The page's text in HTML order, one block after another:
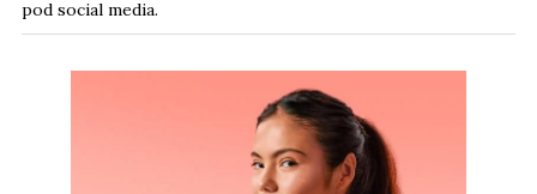
pod social media.